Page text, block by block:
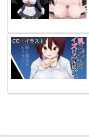
CG・イラスト